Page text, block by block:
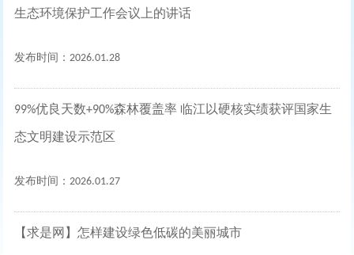
生态环境保护工作会议上的讲话
发布时间：2026.01.28
99%优良天数+90%森林覆盖率 临江以硬核实绩获评国家生
态文明建设示范区
发布时间：2026.01.27
【求是网】怎样建设绿色低碳的美丽城市